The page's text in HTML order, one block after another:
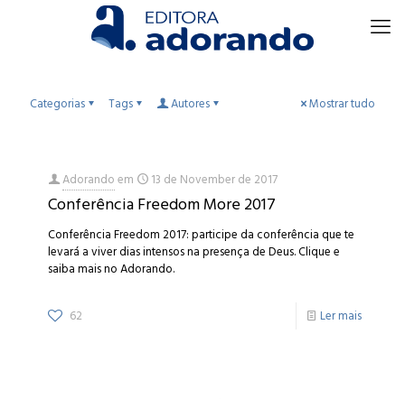
Categorias Tags Autores Mostrar tudo
Adorandoem 13 de November de 2017
Conferência Freedom More 2017
Conferência Freedom 2017: participe da conferência que te
levará a viver dias intensos na presença de Deus. Clique e
saiba mais no Adorando.
62 Ler mais